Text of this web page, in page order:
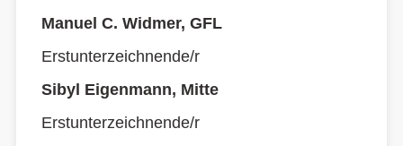
Manuel C. Widmer, GFL
Erstunterzeichnende/r
Sibyl Eigenmann, Mitte
Erstunterzeichnende/r